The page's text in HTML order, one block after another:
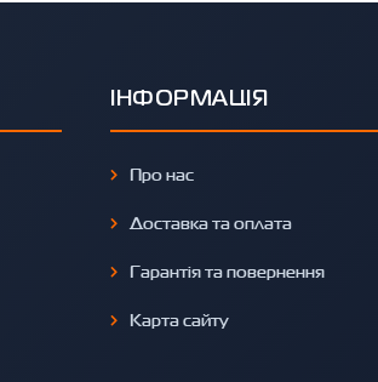
ІНФОРМАЦІЯ
Про нас
Доставка та оплата
Гарантія та повернення
Карта сайту